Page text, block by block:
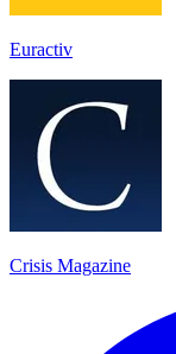
Euractiv
Crisis Magazine